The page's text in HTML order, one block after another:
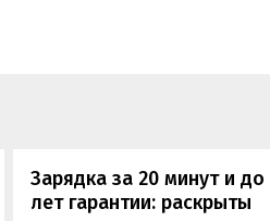
Зарядка за 20 минут и
лет гарантии: раскрыты